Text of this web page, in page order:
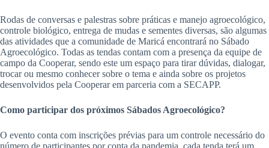
Rodas de conversas e palestras sobre práticas e manejo agroecológico,
controle biológico, entrega de mudas e sementes diversas, são algumas
das atividades que a comunidade de Maricá encontrará no Sábado
Agroecológico. Todas as tendas contam com a presença da equipe de
campo da Cooperar, sendo este um espaço para tirar dúvidas, dialogar,
trocar ou mesmo conhecer sobre o tema e ainda sobre os projetos
desenvolvidos pela Cooperar em parceria com a SECAPP.
Como participar dos próximos Sábados Agroecológico?
O evento conta com inscrições prévias para um controle necessário do
número de participantes por conta da pandemia, cada tenda terá um